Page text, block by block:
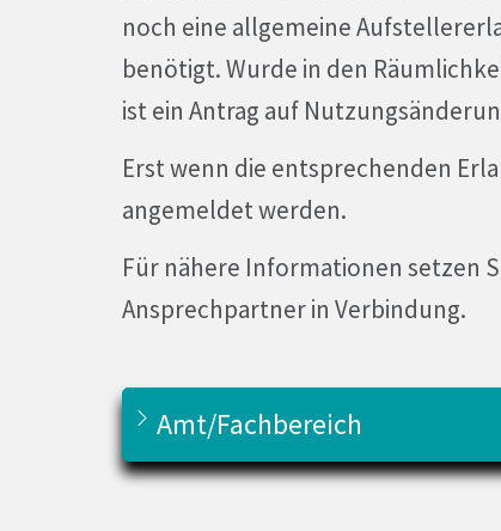
noch eine allgemeine
benötigt. Wurde in den
ist ein Antrag auf
Erst wenn die entsprechenden
angemeldet werden.
Für nähere Informationen setzen
Ansprechpartner in Verbindung.
Amt/Fachbereich